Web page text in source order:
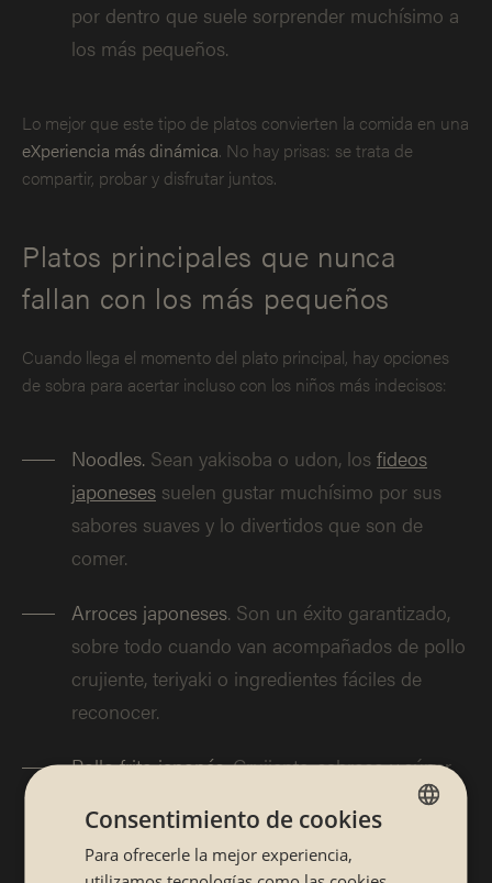
por dentro que suele sorprender muchísimo a
los más pequeños.
Lo mejor que este tipo de platos convierten la comida en una
eXperiencia más dinámica. No hay prisas: se trata de
compartir, probar y disfrutar juntos.
Platos principales que nunca
fallan con los más pequeños
Cuando llega el momento del plato principal, hay opciones
de sobra para acertar incluso con los niños más indecisos:
Noodles. Sean yakisoba o udon, los fideos
japoneses suelen gustar muchísimo por sus
sabores suaves y lo divertidos que son de
comer.
Arroces japoneses. Son un éxito garantizado,
sobre todo cuando van acompañados de pollo
crujiente, teriyaki o ingredientes fáciles de
reconocer.
Pollo frito japonés.Crujiente, sabroso y súper
adictivo. Vamos, una apuesta segura para
cualquier comida familiar.
Consentimiento de cookies
Para ofrecerle la mejor experiencia,